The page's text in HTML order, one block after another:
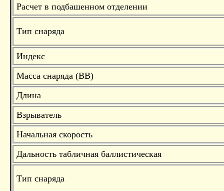
Расчет в подбашенном отделении
Тип снаряда
Индекс
Масса снаряда (ВВ)
Длина
Взрыватель
Начальная скорость
Дальность табличная баллистическая
Тип снаряда